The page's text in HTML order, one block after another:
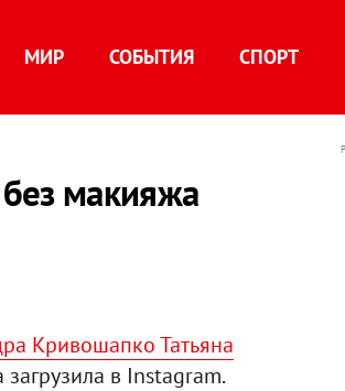
МИР СОБЫТИЯ СПОРТ
макияжа
Кривошапко Татьяна
в Instagram.